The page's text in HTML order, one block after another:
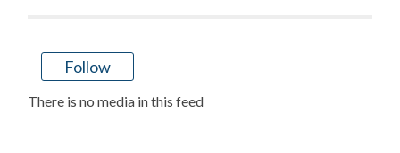
Follow
There is no media in this feed